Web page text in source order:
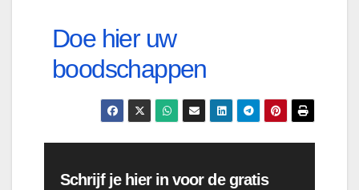
Doe hier uw
boodschappen
Schrijf je hier in voor de gratis